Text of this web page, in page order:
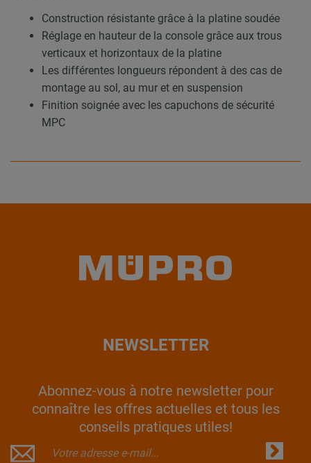
Construction résistante grâce à la platine soudée
Réglage en hauteur de la console grâce aux trous
verticaux et horizontaux de la platine
Les différentes longueurs répondent à des cas de
montage au sol, au mur et en suspension
Finition soignée avec les capuchons de sécurité
MPC
NEWSLETTER
Abonnez-vous à notre newsletter pour
connaître les offres actuelles et tous les
conseils pratiques utiles!